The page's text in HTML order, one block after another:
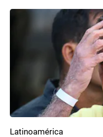
Latinoamérica